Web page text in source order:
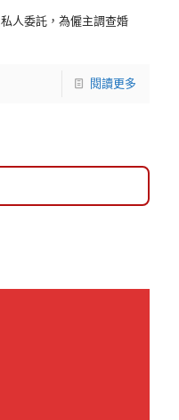
人委託，為僱主調查婚
閱讀更多